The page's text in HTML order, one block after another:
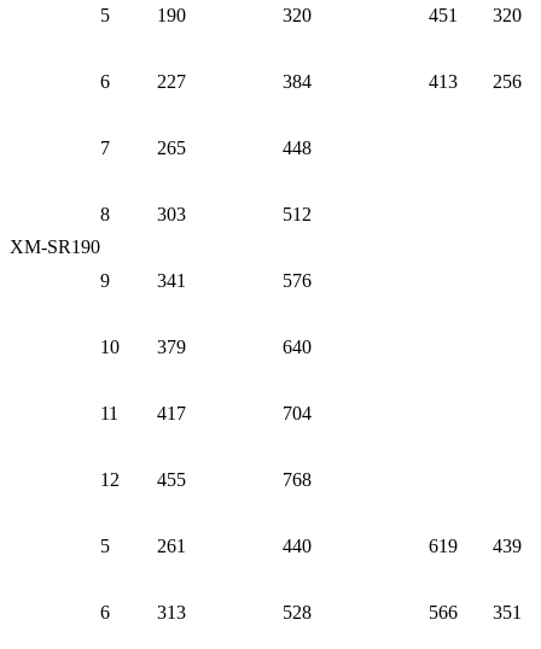
XM-SR190
5 190 320 451 320
6 227 384 413 256
7 265 448
8 303 512
9 341 576
10 379 640
11 417 704
12 455 768
5 261 440 619 439
6 313 528 566 351